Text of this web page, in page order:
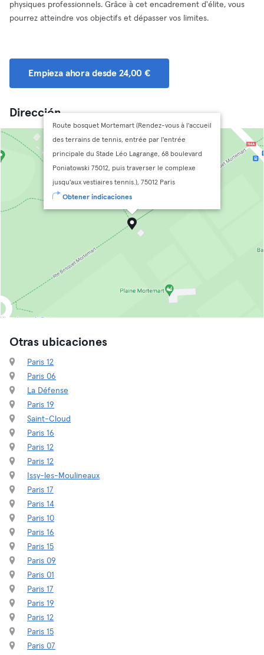
physiques professionnels. Grâce à cet encadrement d'élite, vous
pourrez atteindre vos objectifs et dépasser vos limites.
Empieza ahora desde 24,00 €
Dirección
Route bosquet Mortemart (Rendez-vous à l'accueil
des terrains de tennis, entrée par l'entrée
principale du Stade Léo Lagrange, 68 boulevard
Poniatowski 75012, puis traverser le complexe
jusqu'aux vestiaires tennis.), 75012 Paris
Obtener indicaciones
Otras ubicaciones
Paris 12
Paris 06
La Défense
Paris 19
Saint-Cloud
Paris 16
Paris 12
Paris 12
Issy-les-Moulineaux
Paris 17
Paris 14
Paris 10
Paris 16
Paris 15
Paris 09
Paris 01
Paris 17
Paris 19
Paris 12
Paris 15
Paris 07